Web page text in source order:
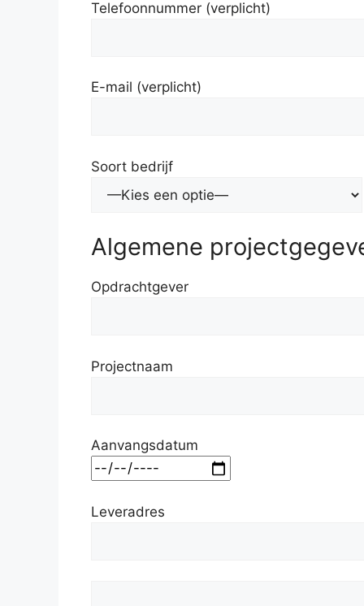
Telefoonnummer (verplicht)
E-mail (verplicht)
Soort bedrijf
Algemene
Opdrachtgever
Projectnaam
Aanvangsdatum
Leveradres